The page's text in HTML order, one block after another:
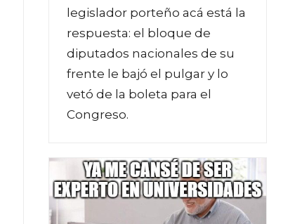
legislador porteño acá está la
respuesta: el bloque de
diputados nacionales de su
frente le bajó el pulgar y lo
vetó de la boleta para el
Congreso.